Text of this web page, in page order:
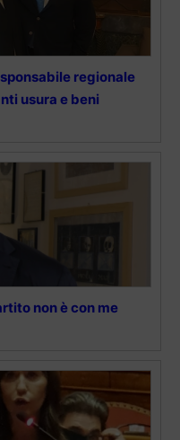
regionale
usura e beni
non è con me